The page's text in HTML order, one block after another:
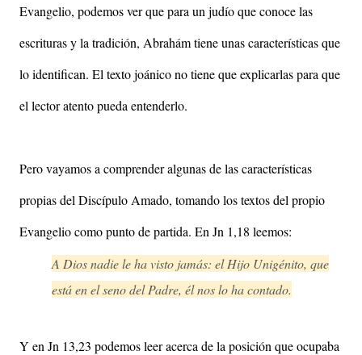
Evangelio, podemos ver que para un judío que conoce las
escrituras y la tradición, Abrahám tiene unas características que
lo identifican. El texto joánico no tiene que explicarlas para que
el lector atento pueda entenderlo.
Pero vayamos a comprender algunas de las características
propias del Discípulo Amado, tomando los textos del propio
Evangelio como punto de partida. En Jn 1,18 leemos:
A Dios nadie le ha visto jamás: el Hijo Unigénito, que
está en el seno del Padre, él nos lo ha contado.
Y en Jn 13,23 podemos leer acerca de la posición que ocupaba